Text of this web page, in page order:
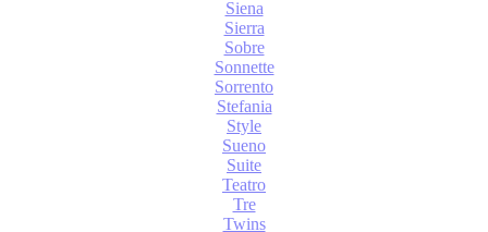
Siena
Sierra
Sobre
Sonnette
Sorrento
Stefania
Style
Sueno
Suite
Teatro
Tre
Twins